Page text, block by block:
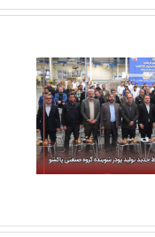
گروه
دارویی
مسابقات
صنعت دارو